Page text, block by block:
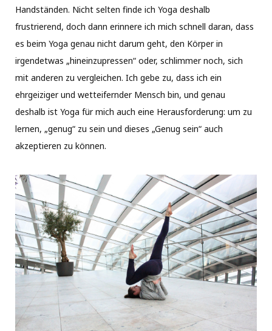
Handständen. Nicht selten finde ich Yoga deshalb
frustrierend, doch dann erinnere ich mich schnell daran, dass
es beim Yoga genau nicht darum geht, den Körper in
irgendetwas „hineinzupressen“ oder, schlimmer noch, sich
mit anderen zu vergleichen. Ich gebe zu, dass ich ein
ehrgeiziger und wetteifernder Mensch bin, und genau
deshalb ist Yoga für mich auch eine Herausforderung: um zu
lernen, „genug“ zu sein und dieses „Genug sein“ auch
akzeptieren zu können.